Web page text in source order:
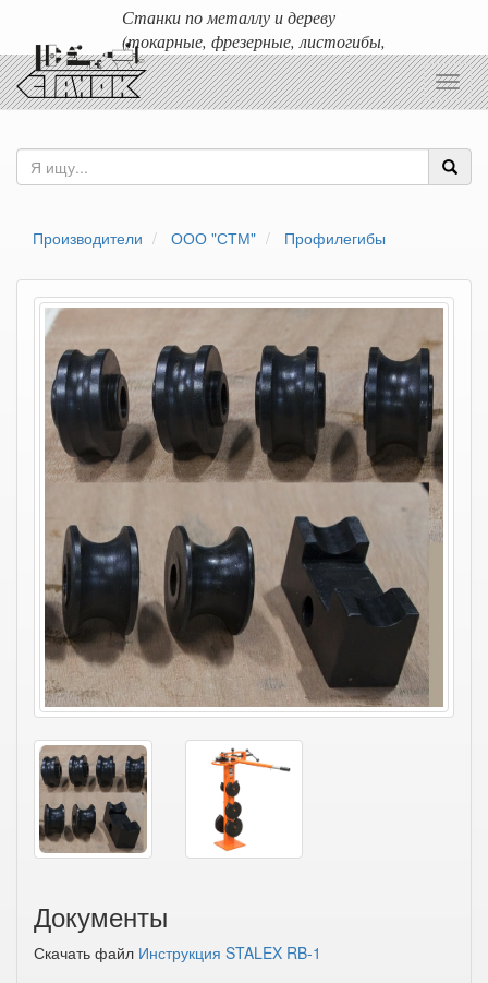
Станки по металлу и дереву
(токарные, фрезерные, листогибы,
гильотины и т.д.)
Доставка любых станков по России и ближнему зарубежью.
Производители ООО "СТМ" Профилегибы
Документы
Скачать файл Инструкция STALEX RB-1